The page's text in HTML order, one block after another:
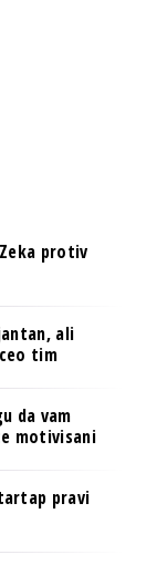
protiv
ali
tim
da vam
motivisani
pravi